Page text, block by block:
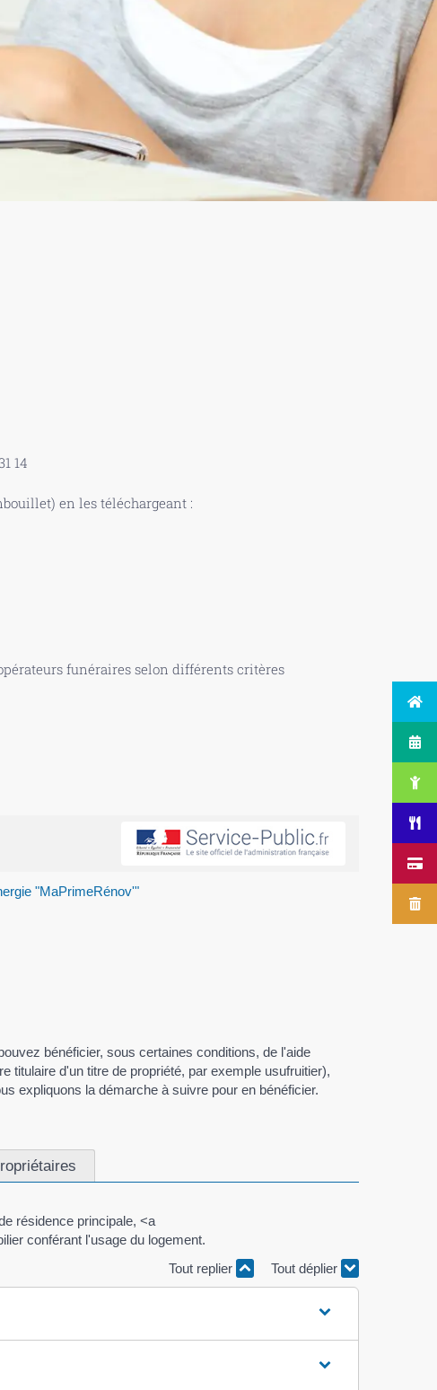
14
en les téléchargeant :
funéraires selon différents critères
"MaPrimeRénov'"
bénéficier, sous certaines conditions, de l'aide
d'un titre de propriété, par exemple usufruitier),
expliquons la démarche à suivre pour en bénéficier.
résidence principale, <a
conférant l'usage du logement.
Tout replier
Tout déplier